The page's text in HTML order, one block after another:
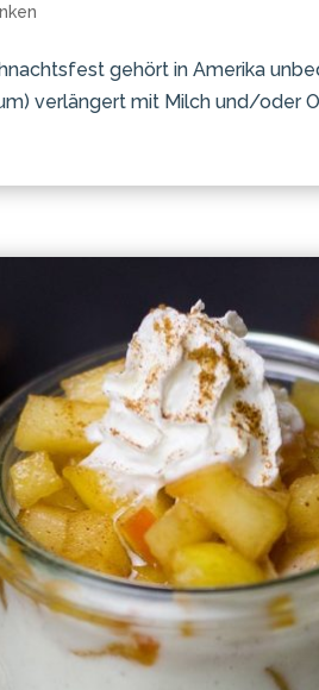
gehört in Amerika
verlängert mit Milch und/oder